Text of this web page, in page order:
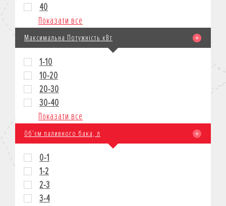
40
Показати все
Максимальна Потужність кВт
1-10
10-20
20-30
30-40
Показати все
Об'єм паливного бака, л
0-1
1-2
2-3
3-4